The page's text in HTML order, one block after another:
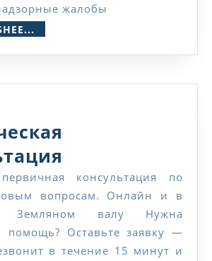
жалобы
консультация
вопросам. Онлайн и в
валу Нужна
помощь? Оставьте заявку —
в течение 15 минут и